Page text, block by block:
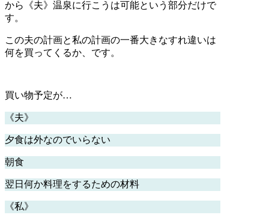
から《夫》温泉に行こうは可能という部分だけで
す。
この夫の計画と私の計画の一番大きなすれ違いは
何を買ってくるか、です。
買い物予定が…
《夫》
夕食は外なのでいらない
朝食
翌日何か料理をするための材料
《私》